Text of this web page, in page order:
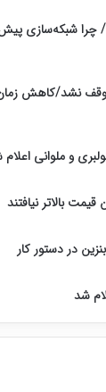
چرا شبکه‌سازی
نشد/کاهش
و ملوانی
بالاتر نیافتند
در دستور کار
شد